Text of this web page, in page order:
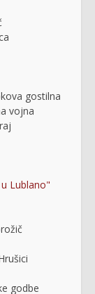
gostilna
vojna
Lublano"
godbe